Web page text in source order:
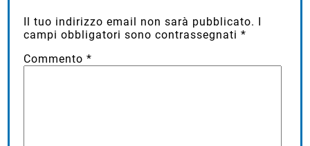
Il tuo indirizzo email non sarà pubblicato.